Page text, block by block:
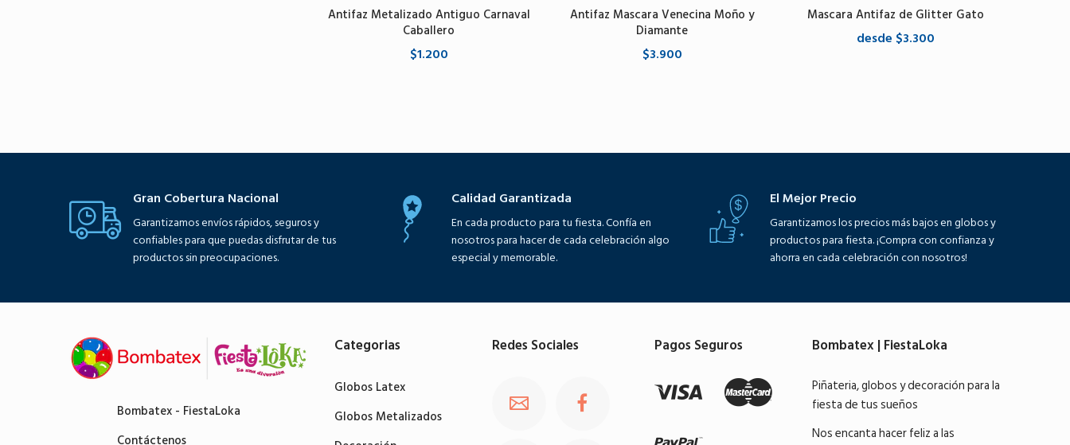
Antifaz Metalizado Antiguo Carnaval
Caballero
$1.200
Antifaz Mascara Venecina Moño y
Diamante
$3.900
Mascara Antifaz de Glitter Gato
desde $3.300
Gran Cobertura Nacional
Garantizamos envíos rápidos, seguros y
confiables para que puedas disfrutar de tus
productos sin preocupaciones.
Calidad Garantizada
En cada producto para tu fiesta. Confía en
nosotros para hacer de cada celebración algo
especial y memorable.
El Mejor Precio
Garantizamos los precios más bajos en globos y
productos para fiesta. ¡Compra con confianza y
ahorra en cada celebración con nosotros!
Bombatex - FiestaLoka
Contáctenos
Categorias
Globos Latex
Globos Metalizados
Redes Sociales Pagos Seguros Bombatex | FiestaLoka
Piñateria, globos y decoración para la
fiesta de tus sueños
Nos encanta hacer feliz a las